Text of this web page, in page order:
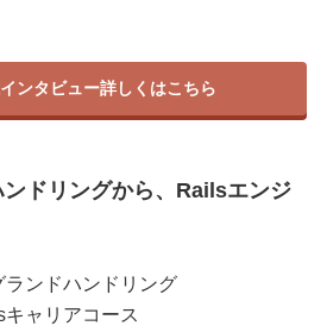
ンタビュー詳しくはこちら
ドリングから、Railsエンジ
ランドハンドリング
ャリアコース